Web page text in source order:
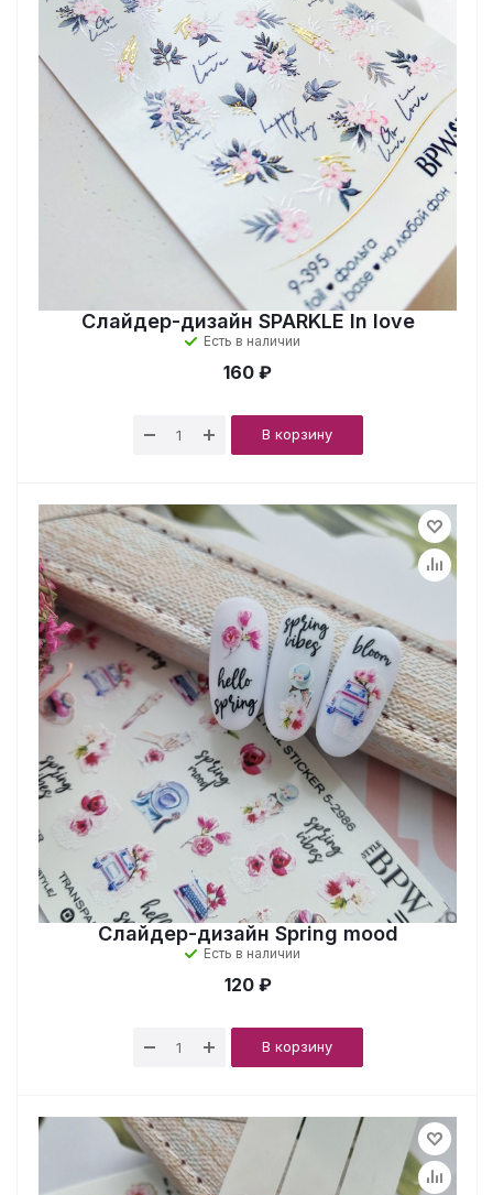
Слайдер-дизайн SPARKLE In love
Есть в наличии
160 ₽
В корзину
Слайдер-дизайн Spring mood
Есть в наличии
120 ₽
В корзину